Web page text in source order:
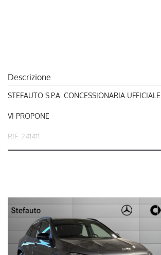
Descrizione
STEFAUTO S.P.A. CONCESSIONARIA
VI PROPONE
RIF. 241411
- Display completamente digitale sulla plancia
- Grigio montagna
- Multibeam Led
- Pacchetto night
- Progressive Extra